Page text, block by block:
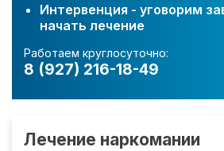
Интервенция - уговорим
начать лечение
Работаем круглосуточно:
8 (927) 216-18-49
Лечение наркомании